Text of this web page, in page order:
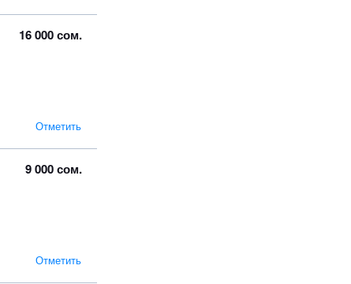
16 000 сом.
Отметить
9 000 сом.
Отметить